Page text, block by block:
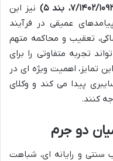
نیز این
عمیقی در فرآیند
تعقیب و محاکمه متهم
تجربه متفاوتی را برای
تمایز، اهمیت ویژه ای در
پیدا می کند و وکلای
کنند.
دو جرم
سنتی و رایانه ای، شباهت